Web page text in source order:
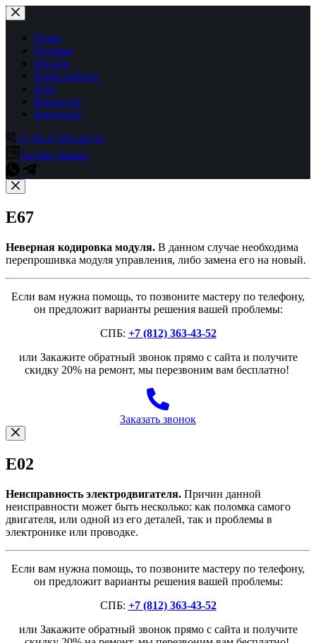
Перейти
к
сути
Цены
Отзывы
Оплата
Наши работы
Блог
Вакансии
Контакты
+7 (812) 363-43-52
On-line Заявка
E67
Неверная кодировка модуля. В данном случае необходима
перепрошивка модуля управления, либо замена его на новый.
Если вам нужна помощь, то позвоните мастеру по телефону,
он предложит варианты решения вашей проблемы:
СПБ: +7 (812) 363-43-52
или Закажите обратный звонок прямо с сайта и получите
скидку 20% на ремонт, мы перезвоним вам бесплатно!
Заказать звонок
E02
Неисправность электродвигателя. Причин данной
неисправности может быть несколько: как поломка самого
двигателя, или одной из его деталей, так и проблемы в
электронике или проводке.
Если вам нужна помощь, то позвоните мастеру по телефону,
он предложит варианты решения вашей проблемы:
СПБ: +7 (812) 363-43-52
или Закажите обратный звонок прямо с сайта и получите